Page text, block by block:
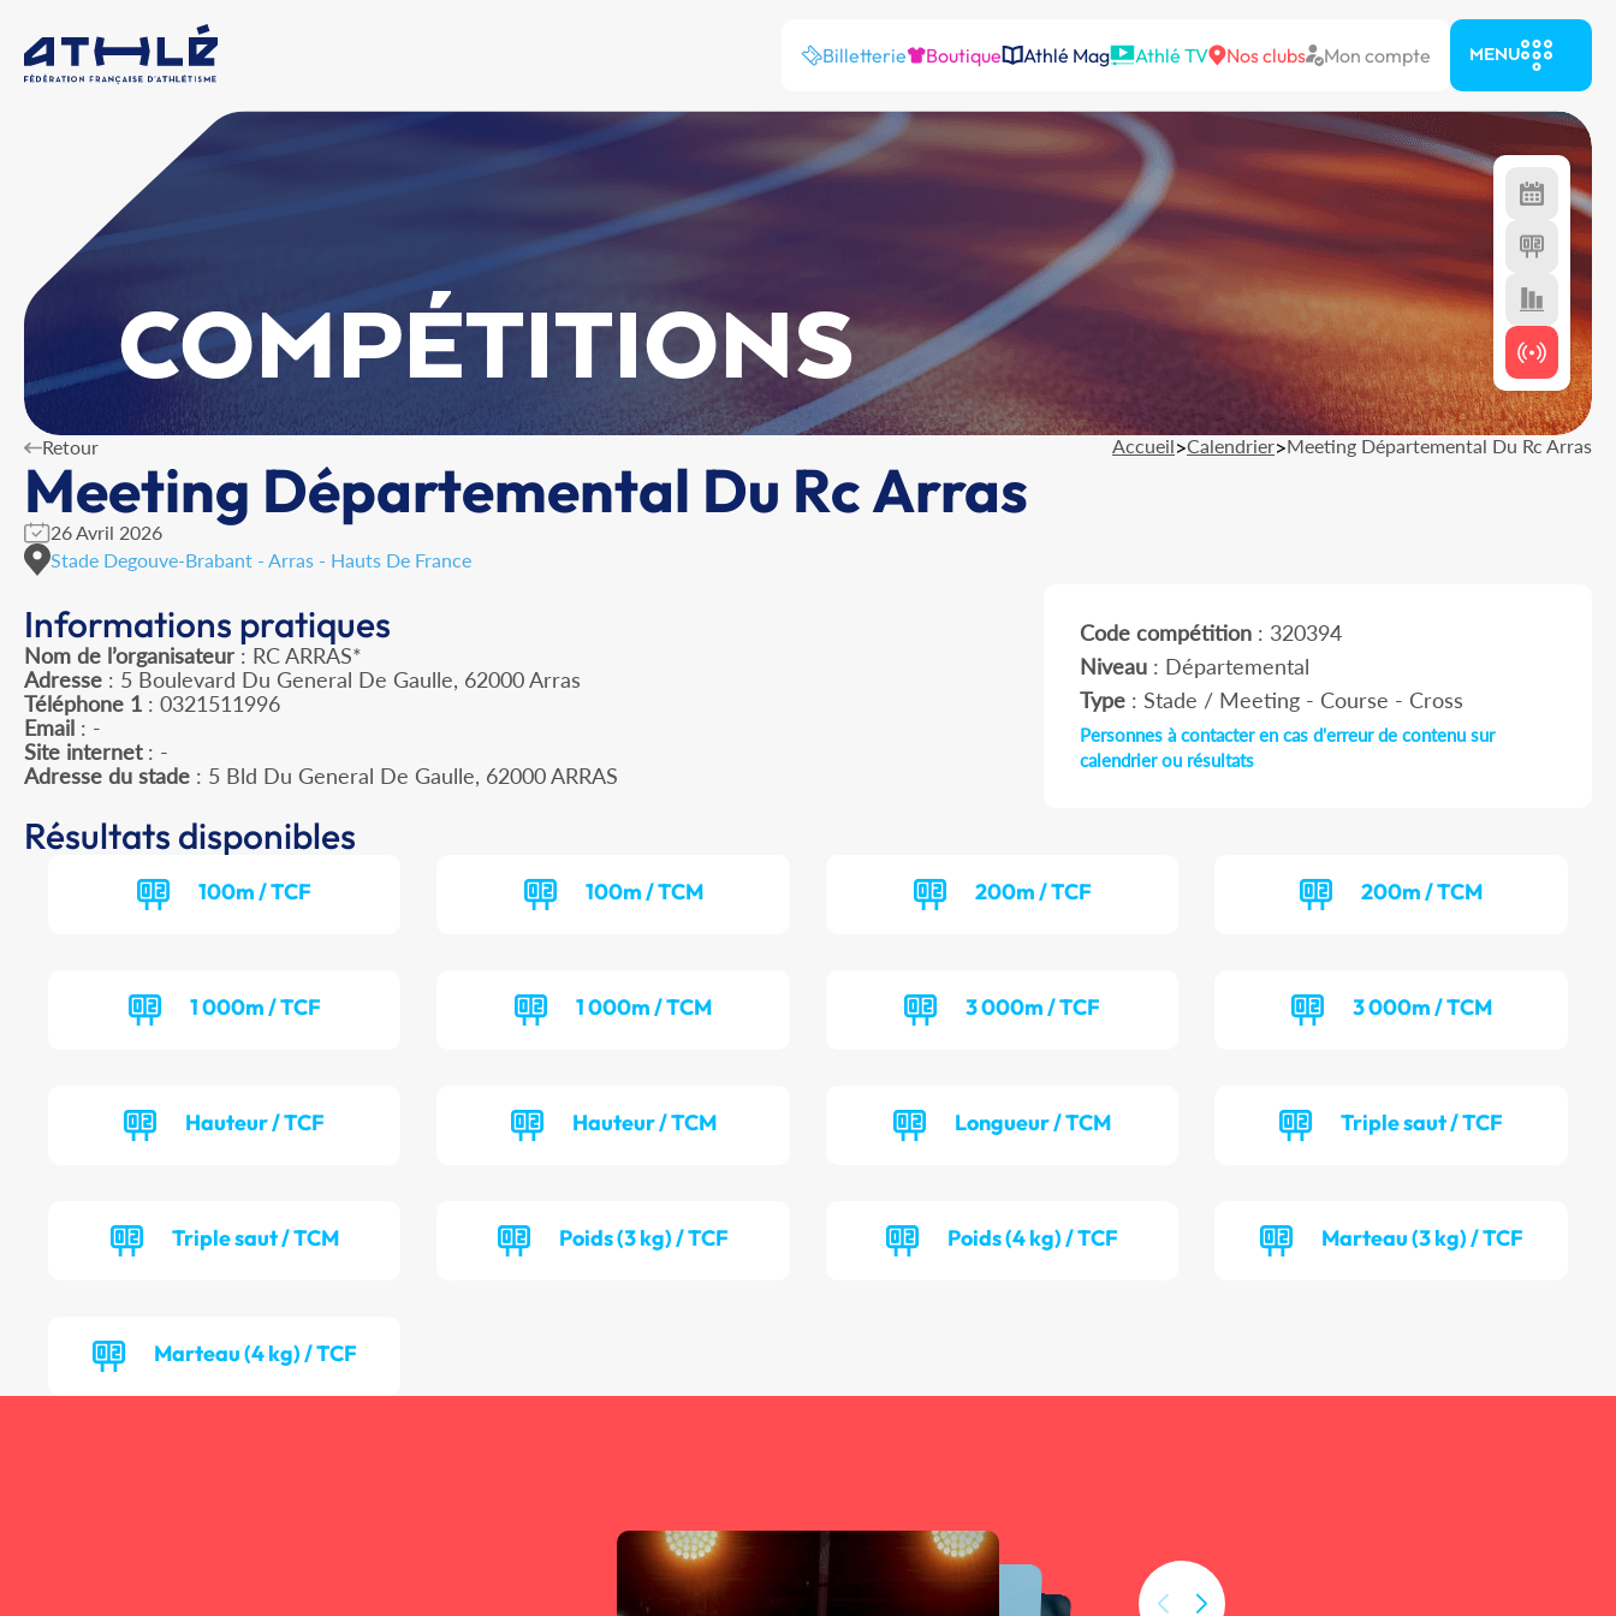
Billetterie Boutique Athlé Mag Athlé TV Nos clubs Mon compte MENU
COMPÉTITIONS
Retour Accueil>Calendrier>Meeting Départemental Du Rc Arras
Meeting Départemental Du Rc Arras
26 Avril 2026
Stade Degouve-Brabant - Arras - Hauts De France
Informations pratiques
Nom de l’organisateur : RC ARRAS*
Adresse : 5 Boulevard Du General De Gaulle, 62000 Arras
Téléphone 1 : 0321511996
Email : -
Site internet: -
Adresse du stade : 5 Bld Du General De Gaulle, 62000 ARRAS
Code compétition: 320394
Niveau: Départemental
Type: Stade / Meeting - Course - Cross
Personnes à contacter en cas d'erreur de contenu sur
calendrier ou résultats
Résultats disponibles
100m / TCF 100m / TCM 200m / TCF 200m / TCM
1 000m / TCF 1 000m / TCM 3 000m / TCF 3 000m / TCM
Hauteur / TCF Hauteur / TCM Longueur / TCM Triple saut / TCF
Triple saut / TCM Poids (3 kg) / TCF Poids (4 kg) / TCF Marteau (3 kg) / TCF
Marteau (4 kg) / TCF